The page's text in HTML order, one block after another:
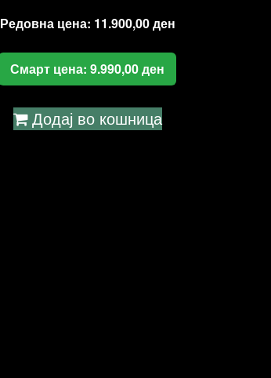
Редовна цена: 11.900,00ден
Смарт цена:9.990,00ден
Додај во кошница